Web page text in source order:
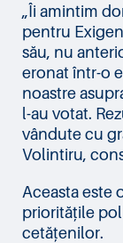
„Îi amintim
pentru
său, nu
eronat într-o
noastre
l-au votat.
vândute cu
Volintiru,
Aceasta este
prioritățile
cetățenilor.